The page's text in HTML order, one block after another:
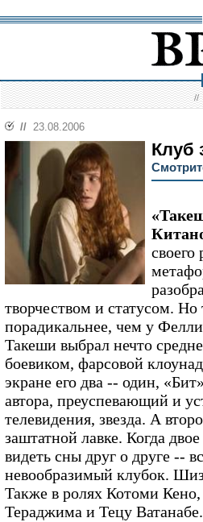
//
// 23.08.2006
Клуб
своего
творчеством и статусом.
порадикальнее, чем у
Такеши выбрал нечто
боевиком, фарсовой
экране его два -- один,
автора, преуспевающий и
телевидения, звезда. А
заштатной лавке. Когда
видеть сны друг о друге --
невообразимый клубок.
Также в ролях Котоми
Тераджима и Тецу Ватанабе.